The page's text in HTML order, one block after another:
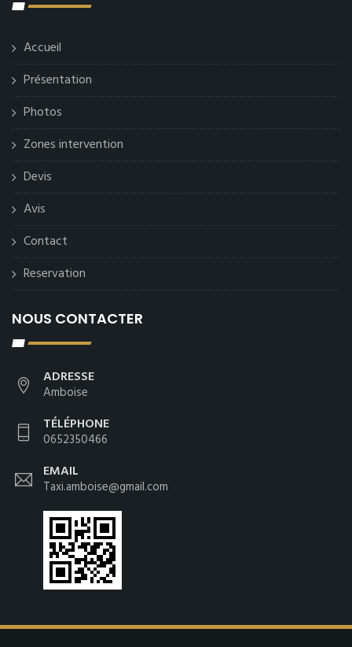
Accueil
Présentation
Photos
Zones intervention
Devis
Avis
Contact
Reservation
NOUS CONTACTER
ADRESSE
Amboise
TÉLÉPHONE
0652350466
EMAIL
Taxi.amboise@gmail.com